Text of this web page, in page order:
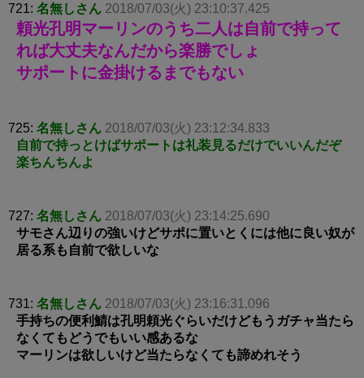
721: 名無しさん 2018/07/03(火) 23:10:37.425
頼光孔明マーリンのうち二人は自前で持って
れば大丈夫なんだから楽勝でしょ
サポートに金掛けるまでもない
725: 名無しさん 2018/07/03(火) 23:12:34.833
自前で持っとけばサポートは礼装見るだけでいいんだぞ
楽ちんちんよ
727: 名無しさん 2018/07/03(火) 23:14:25.690
サモさん辺りの強いけどサポに置いとくには他に良い奴が
居る系も自前で欲しいな
731: 名無しさん 2018/07/03(火) 23:16:31.096
手持ちの便利鯖は孔明頼光ぐらいだけどもうガチャ当たら
なくてもどうでもいい感あるな
マーリンは欲しいけど当たらなくても諦めれそう